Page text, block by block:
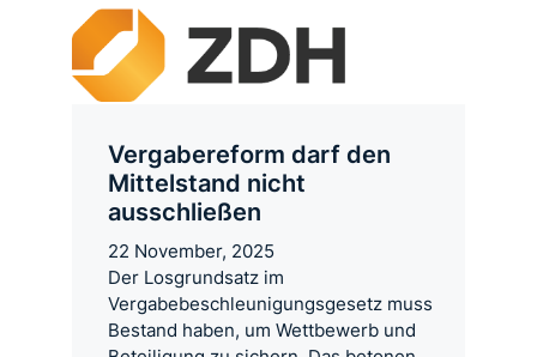
Vergabereform darf den
Mittelstand nicht
ausschließen
22 November, 2025
Der Losgrundsatz im
Vergabebeschleunigungsgesetz muss
Bestand haben, um Wettbewerb und